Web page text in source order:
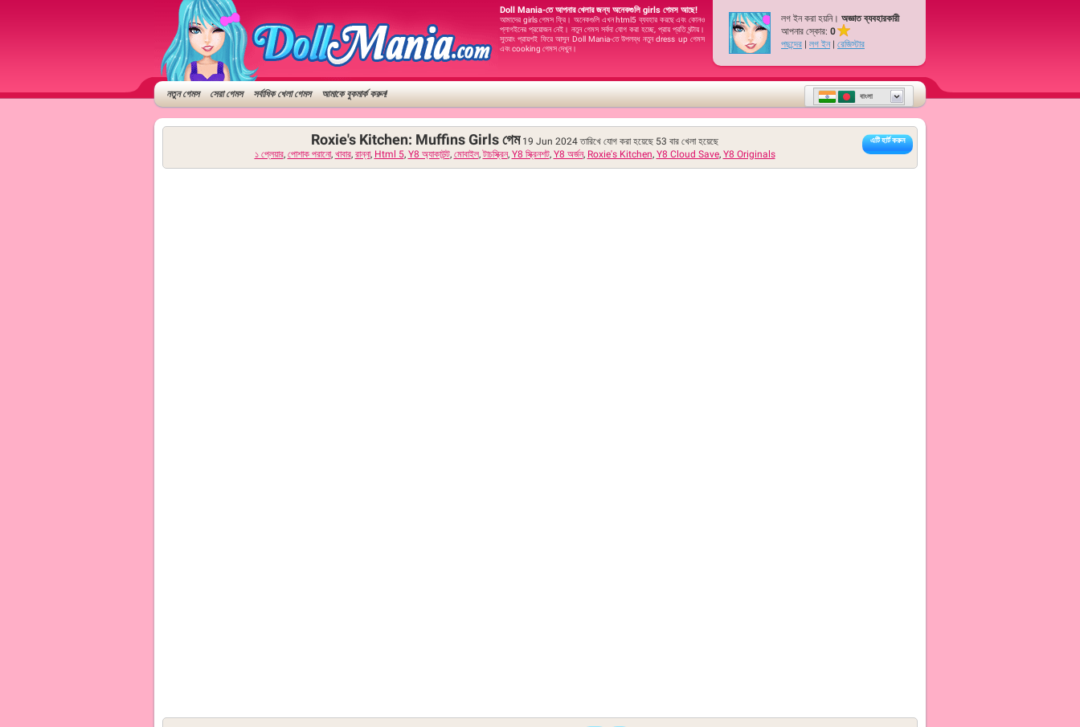
Doll Mania-তে আপনার খেলার জন্য অনেকগুলি girls গেমস আছে!
আমাদের girls গেমস ফ্রি। অনেকগুলি এখন html5 ব্যবহার করছে এবং কোনও
প্লাগইনের প্রয়োজন নেই। নতুন গেমস সর্বদা যোগ করা হচ্ছে, প্রায় প্রতি ঘন্টায়।
সুতরাং প্রায়শই ফিরে আসুন Doll Mania-তে উপলব্ধ নতুন dress up গেমস
এবং cooking গেমস দেখুন।
লগ ইন করা হয়নি। অজ্ঞাত ব্যবহারকারী
আপনার স্কোর: 0
পছন্দের | লগ ইন| রেজিস্টার
নতুন গেমস সেরা গেমস সর্বাধিক খেলা গেমস আমাকে বুকমার্ক করুন! বাংলা
এটি হার্ট করুন
Roxie's Kitchen: Muffins Girls গেম 19 Jun 2024 তারিখে যোগ করা হয়েছে 53 বার খেলা হয়েছে
১ প্লেয়ার, পোশাক পরানো, খাবার, রান্না, Html 5, Y8 অ্যাকাউন্ট, মোবাইল,টাচস্ক্রিন, Y8 স্ক্রিনশট, Y8 অর্জন, Roxie's Kitchen, Y8 Cloud Save, Y8 Originals